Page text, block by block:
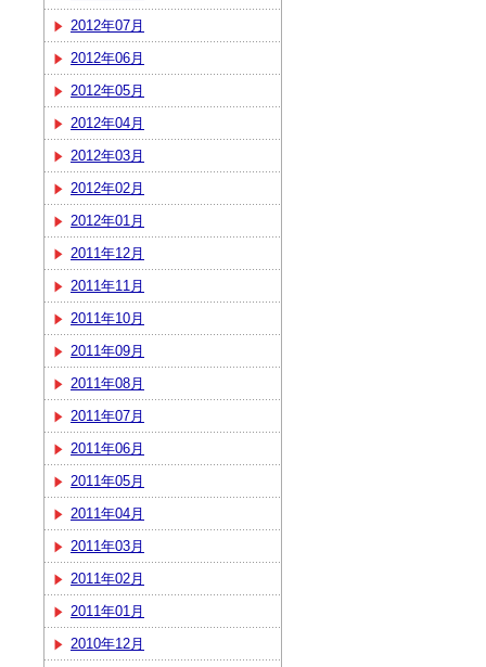
2012年07月
2012年06月
2012年05月
2012年04月
2012年03月
2012年02月
2012年01月
2011年12月
2011年11月
2011年10月
2011年09月
2011年08月
2011年07月
2011年06月
2011年05月
2011年04月
2011年03月
2011年02月
2011年01月
2010年12月